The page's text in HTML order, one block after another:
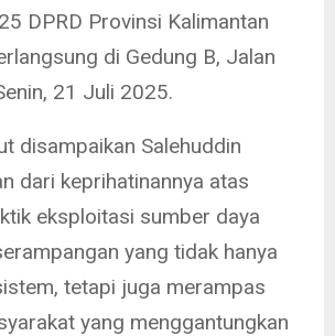
DPRD Provinsi Kalimantan
di Gedung B, Jalan
21 Juli 2025.
disampaikan Salehuddin
dari keprihatinannya atas
eksploitasi sumber daya
yang tidak hanya
tetapi juga merampas
yang menggantungkan